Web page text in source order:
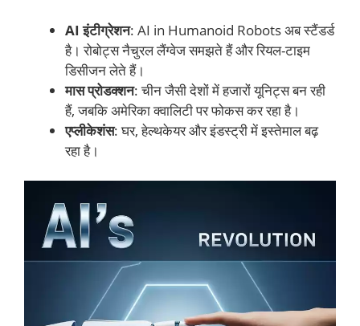
AI इंटीग्रेशन: AI in Humanoid Robots अब स्टैंडर्ड
है। रोबोट्स नैचुरल लैंग्वेज समझते हैं और रियल-टाइम
डिसीजन लेते हैं।
मास प्रोडक्शन: चीन जैसी देशों में हजारों यूनिट्स बन रही
हैं, जबकि अमेरिका क्वालिटी पर फोकस कर रहा है।
एप्लीकेशंस: घर, हेल्थकेयर और इंडस्ट्री में इस्तेमाल बढ़
रहा है।